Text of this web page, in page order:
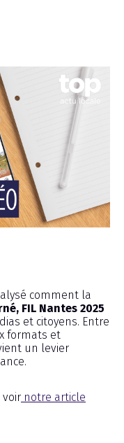
comment la
FIL Nantes 2025
et citoyens. Entre
formats et
un levier
voir notre article